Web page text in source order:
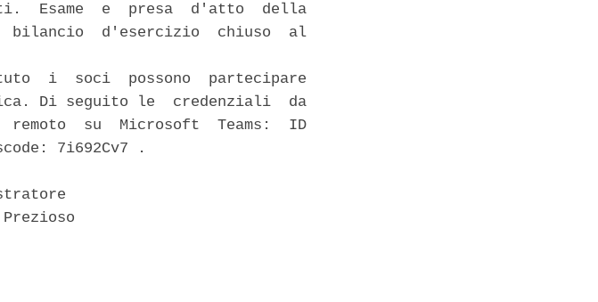
Esame  e  presa  d'atto  della
bilancio  d'esercizio  chiuso  al
i  soci  possono  partecipare
Di seguito le  credenziali  da
su  Microsoft  Teams:  ID
7i692Cv7 .